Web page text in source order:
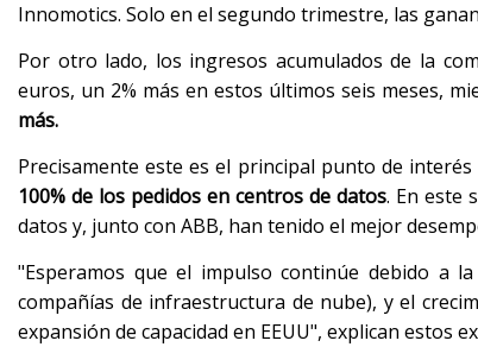
Innomotics. Solo en el segundo trimestre, las
Por otro lado, los ingresos acumulados de la
euros, un 2% más en estos últimos seis meses,
más.
Precisamente este es el principal punto de
100% de los pedidos en centros de datos. En este
datos y, junto con ABB, han tenido el mejor
"Esperamos que el impulso continúe debido a
compañías de infraestructura de nube), y el
expansión de capacidad en EEUU", explican estos